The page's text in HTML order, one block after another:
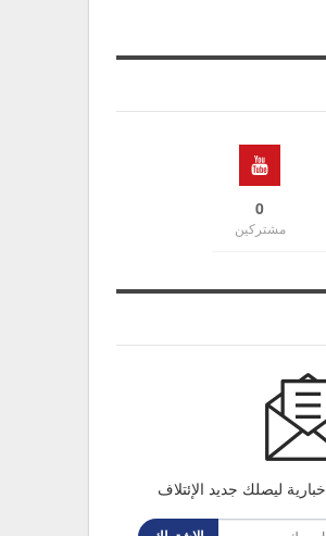
0
مشتركين
ليصلك جديد الإئتلاف